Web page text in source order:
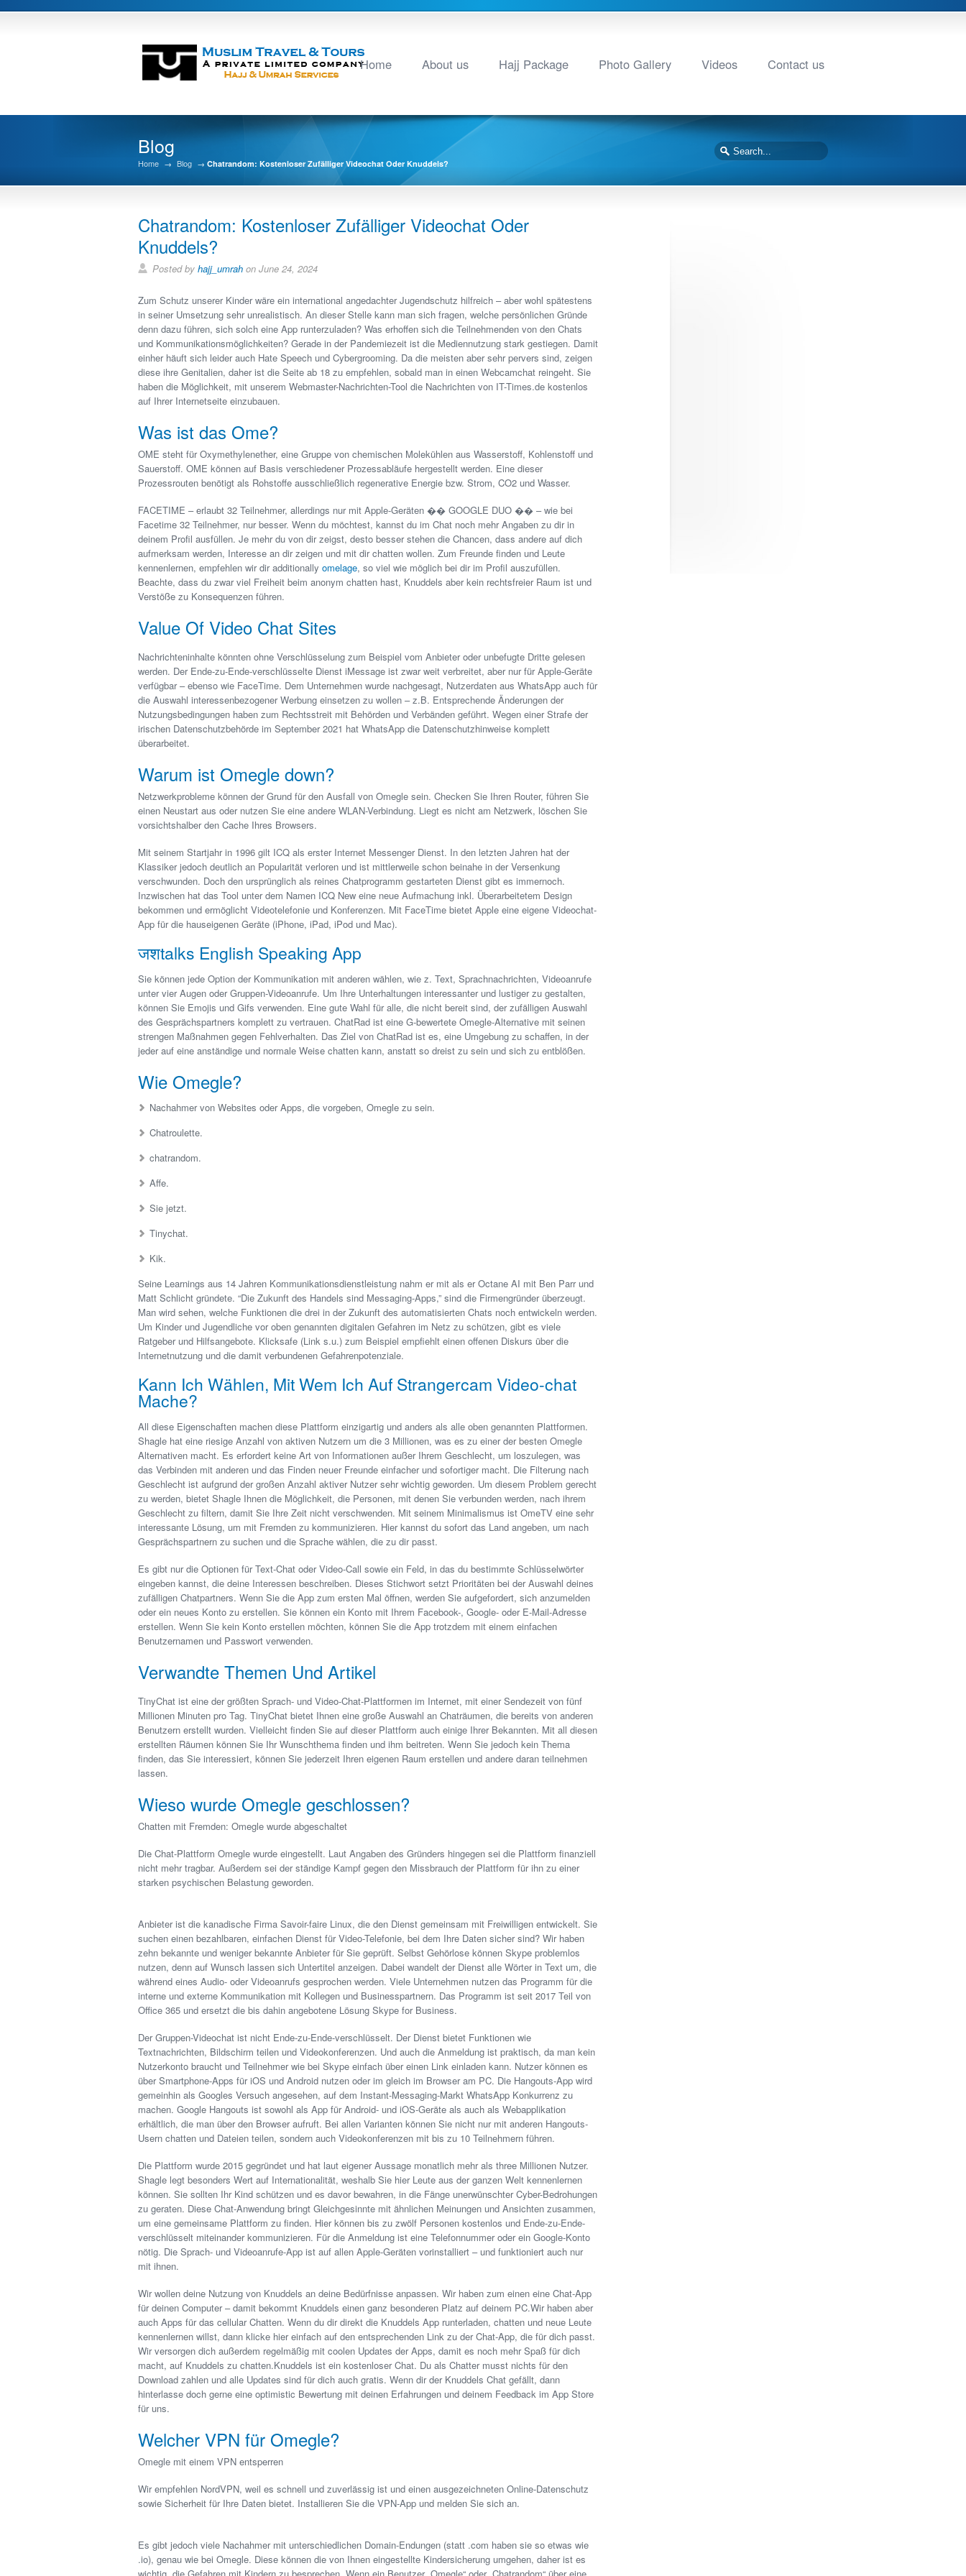
Home About us Hajj Package Photo Gallery Videos Contact us
Blog
Home → Blog → Chatrandom: Kostenloser Zufälliger Videochat Oder Knuddels?
Chatrandom: Kostenloser Zufälliger Videochat Oder
Knuddels?
Posted by hajj_umrah on June 24, 2024
Zum Schutz unserer Kinder wäre ein international angedachter Jugendschutz hilfreich – aber wohl spätestens
in seiner Umsetzung sehr unrealistisch. An dieser Stelle kann man sich fragen, welche persönlichen Gründe
denn dazu führen, sich solch eine App runterzuladen? Was erhoffen sich die Teilnehmenden von den Chats
und Kommunikationsmöglichkeiten? Gerade in der Pandemiezeit ist die Mediennutzung stark gestiegen. Damit
einher häuft sich leider auch Hate Speech und Cybergrooming. Da die meisten aber sehr pervers sind, zeigen
diese ihre Genitalien, daher ist die Seite ab 18 zu empfehlen, sobald man in einen Webcamchat reingeht. Sie
haben die Möglichkeit, mit unserem Webmaster-Nachrichten-Tool die Nachrichten von IT-Times.de kostenlos
auf Ihrer Internetseite einzubauen.
Was ist das Ome?
OME steht für Oxymethylenether, eine Gruppe von chemischen Molekühlen aus Wasserstoff, Kohlenstoff und
Sauerstoff. OME können auf Basis verschiedener Prozessabläufe hergestellt werden. Eine dieser
Prozessrouten benötigt als Rohstoffe ausschließlich regenerative Energie bzw. Strom, CO2 und Wasser.
FACETIME – erlaubt 32 Teilnehmer, allerdings nur mit Apple-Geräten �� GOOGLE DUO �� – wie bei
Facetime 32 Teilnehmer, nur besser. Wenn du möchtest, kannst du im Chat noch mehr Angaben zu dir in
deinem Profil ausfüllen. Je mehr du von dir zeigst, desto besser stehen die Chancen, dass andere auf dich
aufmerksam werden, Interesse an dir zeigen und mit dir chatten wollen. Zum Freunde finden und Leute
kennenlernen, empfehlen wir dir additionally omelage, so viel wie möglich bei dir im Profil auszufüllen.
Beachte, dass du zwar viel Freiheit beim anonym chatten hast, Knuddels aber kein rechtsfreier Raum ist und
Verstöße zu Konsequenzen führen.
Value Of Video Chat Sites
Nachrichteninhalte könnten ohne Verschlüsselung zum Beispiel vom Anbieter oder unbefugte Dritte gelesen
werden. Der Ende-zu-Ende-verschlüsselte Dienst iMessage ist zwar weit verbreitet, aber nur für Apple-Geräte
verfügbar – ebenso wie FaceTime. Dem Unternehmen wurde nachgesagt, Nutzerdaten aus WhatsApp auch für
die Auswahl interessenbezogener Werbung einsetzen zu wollen – z.B. Entsprechende Änderungen der
Nutzungsbedingungen haben zum Rechtsstreit mit Behörden und Verbänden geführt. Wegen einer Strafe der
irischen Datenschutzbehörde im September 2021 hat WhatsApp die Datenschutzhinweise komplett
überarbeitet.
Warum ist Omegle down?
Netzwerkprobleme können der Grund für den Ausfall von Omegle sein. Checken Sie Ihren Router, führen Sie
einen Neustart aus oder nutzen Sie eine andere WLAN-Verbindung. Liegt es nicht am Netzwerk, löschen Sie
vorsichtshalber den Cache Ihres Browsers.
Mit seinem Startjahr in 1996 gilt ICQ als erster Internet Messenger Dienst. In den letzten Jahren hat der
Klassiker jedoch deutlich an Popularität verloren und ist mittlerweile schon beinahe in der Versenkung
verschwunden. Doch den ursprünglich als reines Chatprogramm gestarteten Dienst gibt es immernoch.
Inzwischen hat das Tool unter dem Namen ICQ New eine neue Aufmachung inkl. Überarbeitetem Design
bekommen und ermöglicht Videotelefonie und Konferenzen. Mit FaceTime bietet Apple eine eigene Videochat-
App für die hauseigenen Geräte (iPhone, iPad, iPod und Mac).
जशtalks English Speaking App
Sie können jede Option der Kommunikation mit anderen wählen, wie z. Text, Sprachnachrichten, Videoanrufe
unter vier Augen oder Gruppen-Videoanrufe. Um Ihre Unterhaltungen interessanter und lustiger zu gestalten,
können Sie Emojis und Gifs verwenden. Eine gute Wahl für alle, die nicht bereit sind, der zufälligen Auswahl
des Gesprächspartners komplett zu vertrauen. ChatRad ist eine G-bewertete Omegle-Alternative mit seinen
strengen Maßnahmen gegen Fehlverhalten. Das Ziel von ChatRad ist es, eine Umgebung zu schaffen, in der
jeder auf eine anständige und normale Weise chatten kann, anstatt so dreist zu sein und sich zu entblößen.
Wie Omegle?
Nachahmer von Websites oder Apps, die vorgeben, Omegle zu sein.
Chatroulette.
chatrandom.
Affe.
Sie jetzt.
Tinychat.
Kik.
Seine Learnings aus 14 Jahren Kommunikationsdienstleistung nahm er mit als er Octane AI mit Ben Parr und
Matt Schlicht gründete. “Die Zukunft des Handels sind Messaging-Apps,” sind die Firmengründer überzeugt.
Man wird sehen, welche Funktionen die drei in der Zukunft des automatisierten Chats noch entwickeln werden.
Um Kinder und Jugendliche vor oben genannten digitalen Gefahren im Netz zu schützen, gibt es viele
Ratgeber und Hilfsangebote. Klicksafe (Link s.u.) zum Beispiel empfiehlt einen offenen Diskurs über die
Internetnutzung und die damit verbundenen Gefahrenpotenziale.
Kann Ich Wählen, Mit Wem Ich Auf Strangercam Video-chat
Mache?
All diese Eigenschaften machen diese Plattform einzigartig und anders als alle oben genannten Plattformen.
Shagle hat eine riesige Anzahl von aktiven Nutzern um die 3 Millionen, was es zu einer der besten Omegle
Alternativen macht. Es erfordert keine Art von Informationen außer Ihrem Geschlecht, um loszulegen, was
das Verbinden mit anderen und das Finden neuer Freunde einfacher und sofortiger macht. Die Filterung nach
Geschlecht ist aufgrund der großen Anzahl aktiver Nutzer sehr wichtig geworden. Um diesem Problem gerecht
zu werden, bietet Shagle Ihnen die Möglichkeit, die Personen, mit denen Sie verbunden werden, nach ihrem
Geschlecht zu filtern, damit Sie Ihre Zeit nicht verschwenden. Mit seinem Minimalismus ist OmeTV eine sehr
interessante Lösung, um mit Fremden zu kommunizieren. Hier kannst du sofort das Land angeben, um nach
Gesprächspartnern zu suchen und die Sprache wählen, die zu dir passt.
Es gibt nur die Optionen für Text-Chat oder Video-Call sowie ein Feld, in das du bestimmte Schlüsselwörter
eingeben kannst, die deine Interessen beschreiben. Dieses Stichwort setzt Prioritäten bei der Auswahl deines
zufälligen Chatpartners. Wenn Sie die App zum ersten Mal öffnen, werden Sie aufgefordert, sich anzumelden
oder ein neues Konto zu erstellen. Sie können ein Konto mit Ihrem Facebook-, Google- oder E-Mail-Adresse
erstellen. Wenn Sie kein Konto erstellen möchten, können Sie die App trotzdem mit einem einfachen
Benutzernamen und Passwort verwenden.
Verwandte Themen Und Artikel
TinyChat ist eine der größten Sprach- und Video-Chat-Plattformen im Internet, mit einer Sendezeit von fünf
Millionen Minuten pro Tag. TinyChat bietet Ihnen eine große Auswahl an Chaträumen, die bereits von anderen
Benutzern erstellt wurden. Vielleicht finden Sie auf dieser Plattform auch einige Ihrer Bekannten. Mit all diesen
erstellten Räumen können Sie Ihr Wunschthema finden und ihm beitreten. Wenn Sie jedoch kein Thema
finden, das Sie interessiert, können Sie jederzeit Ihren eigenen Raum erstellen und andere daran teilnehmen
lassen.
Wieso wurde Omegle geschlossen?
Chatten mit Fremden: Omegle wurde abgeschaltet
Die Chat-Plattform Omegle wurde eingestellt. Laut Angaben des Gründers hingegen sei die Plattform finanziell
nicht mehr tragbar. Außerdem sei der ständige Kampf gegen den Missbrauch der Plattform für ihn zu einer
starken psychischen Belastung geworden.
Anbieter ist die kanadische Firma Savoir-faire Linux, die den Dienst gemeinsam mit Freiwilligen entwickelt. Sie
suchen einen bezahlbaren, einfachen Dienst für Video-Telefonie, bei dem Ihre Daten sicher sind? Wir haben
zehn bekannte und weniger bekannte Anbieter für Sie geprüft. Selbst Gehörlose können Skype problemlos
nutzen, denn auf Wunsch lassen sich Untertitel anzeigen. Dabei wandelt der Dienst alle Wörter in Text um, die
während eines Audio- oder Videoanrufs gesprochen werden. Viele Unternehmen nutzen das Programm für die
interne und externe Kommunikation mit Kollegen und Businesspartnern. Das Programm ist seit 2017 Teil von
Office 365 und ersetzt die bis dahin angebotene Lösung Skype for Business.
Der Gruppen-Videochat ist nicht Ende-zu-Ende-verschlüsselt. Der Dienst bietet Funktionen wie
Textnachrichten, Bildschirm teilen und Videokonferenzen. Und auch die Anmeldung ist praktisch, da man kein
Nutzerkonto braucht und Teilnehmer wie bei Skype einfach über einen Link einladen kann. Nutzer können es
über Smartphone-Apps für iOS und Android nutzen oder im gleich im Browser am PC. Die Hangouts-App wird
gemeinhin als Googles Versuch angesehen, auf dem Instant-Messaging-Markt WhatsApp Konkurrenz zu
machen. Google Hangouts ist sowohl als App für Android- und iOS-Geräte als auch als Webapplikation
erhältlich, die man über den Browser aufruft. Bei allen Varianten können Sie nicht nur mit anderen Hangouts-
Usern chatten und Dateien teilen, sondern auch Videokonferenzen mit bis zu 10 Teilnehmern führen.
Die Plattform wurde 2015 gegründet und hat laut eigener Aussage monatlich mehr als three Millionen Nutzer.
Shagle legt besonders Wert auf Internationalität, weshalb Sie hier Leute aus der ganzen Welt kennenlernen
können. Sie sollten Ihr Kind schützen und es davor bewahren, in die Fänge unerwünschter Cyber-Bedrohungen
zu geraten. Diese Chat-Anwendung bringt Gleichgesinnte mit ähnlichen Meinungen und Ansichten zusammen,
um eine gemeinsame Plattform zu finden. Hier können bis zu zwölf Personen kostenlos und Ende-zu-Ende-
verschlüsselt miteinander kommunizieren. Für die Anmeldung ist eine Telefonnummer oder ein Google-Konto
nötig. Die Sprach- und Videoanrufe-App ist auf allen Apple-Geräten vorinstalliert – und funktioniert auch nur
mit ihnen.
Wir wollen deine Nutzung von Knuddels an deine Bedürfnisse anpassen. Wir haben zum einen eine Chat-App
für deinen Computer – damit bekommt Knuddels einen ganz besonderen Platz auf deinem PC.Wir haben aber
auch Apps für das cellular Chatten. Wenn du dir direkt die Knuddels App runterladen, chatten und neue Leute
kennenlernen willst, dann klicke hier einfach auf den entsprechenden Link zu der Chat-App, die für dich passt.
Wir versorgen dich außerdem regelmäßig mit coolen Updates der Apps, damit es noch mehr Spaß für dich
macht, auf Knuddels zu chatten.Knuddels ist ein kostenloser Chat. Du als Chatter musst nichts für den
Download zahlen und alle Updates sind für dich auch gratis. Wenn dir der Knuddels Chat gefällt, dann
hinterlasse doch gerne eine optimistic Bewertung mit deinen Erfahrungen und deinem Feedback im App Store
für uns.
Welcher VPN für Omegle?
Omegle mit einem VPN entsperren
Wir empfehlen NordVPN, weil es schnell und zuverlässig ist und einen ausgezeichneten Online-Datenschutz
sowie Sicherheit für Ihre Daten bietet. Installieren Sie die VPN-App und melden Sie sich an.
Es gibt jedoch viele Nachahmer mit unterschiedlichen Domain-Endungen (statt .com haben sie so etwas wie
.io), genau wie bei Omegle. Diese können die von Ihnen eingestellte Kindersicherung umgehen, daher ist es